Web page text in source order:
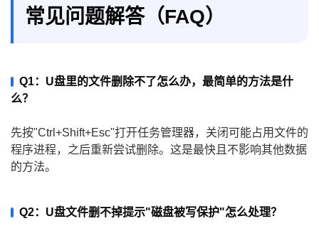
常见问题解答（FAQ）
Q1：U盘里的文件删除不了怎么办，最简单的方法是什
么？
先按"Ctrl+Shift+Esc"打开任务管理器，关闭可能占用文件的
程序进程，之后重新尝试删除。这是最快且不影响其他数据
的方法。
Q2：U盘文件删不掉提示"磁盘被写保护"怎么处理？